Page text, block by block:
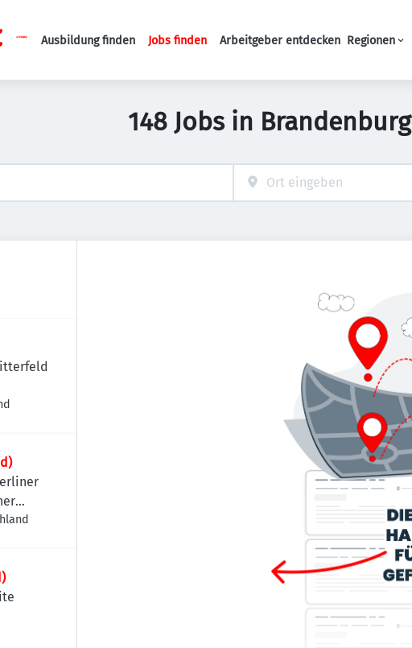
Haupt-Navigation
Ausbildung finden Jobs finden Arbeitgeber entdecken Regionen
148 Jobs in Brandenburg